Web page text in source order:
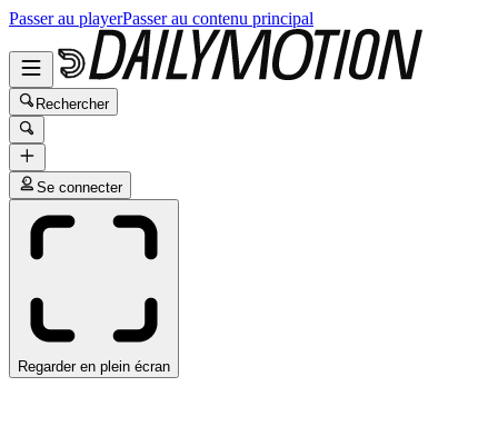
Passer au playerPasser au contenu principal
Rechercher
Se connecter
Regarder en plein écran